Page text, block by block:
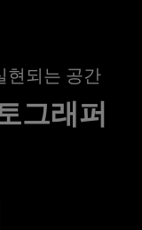
현되는 공간
그래퍼